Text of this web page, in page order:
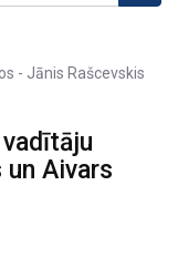
Aivars